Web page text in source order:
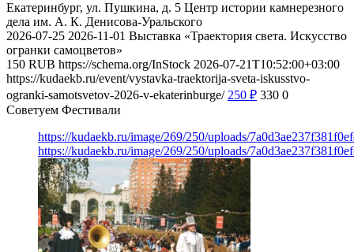
Екатеринбург, ул. Пушкина, д. 5 Центр истории камнерезного
дела им. А. К. Денисова-Уральского
2026-07-25 2026-11-01 Выставка «Траектория света. Искусство
огранки самоцветов»
150 RUB https://schema.org/InStock 2026-07-21T10:52:00+03:00
https://kudaekb.ru/event/vystavka-traektorija-sveta-iskusstvo-
ogranki-samotsvetov-2026-v-ekaterinburge/ 250 ₽ 330 0
Советуем Фестивали
https://kudaekb.ru/image/269/250/uploads/
https://kudaekb.ru/image/269/250/uploads/